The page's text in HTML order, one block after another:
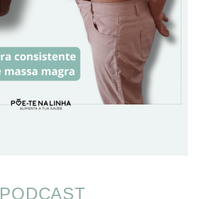
PODCAST